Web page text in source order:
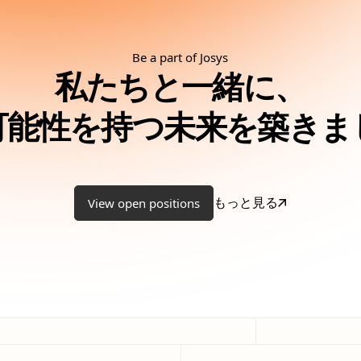
Be a part of Josys
私たちと一緒に、
性を持つ未来を築き
View open positions
View open positions もっと見る